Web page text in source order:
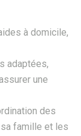
à domicile,
adaptées,
une
des
famille et les